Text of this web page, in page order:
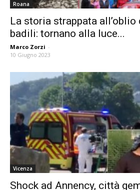
Roana
La storia strappata
badili: tornano alla luce...
Marco Zorzi -
10 Giugno 2023
Vicenza
Shock ad Annency, città